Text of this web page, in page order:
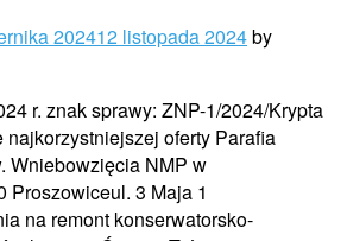
202412 listopada 2024by
r. znak sprawy: ZNP-1/2024/Krypta
najkorzystniejszej oferty Parafia
Wniebowzięcia NMP w
Proszowiceul. 3 Maja 1
na remont konserwatorsko-